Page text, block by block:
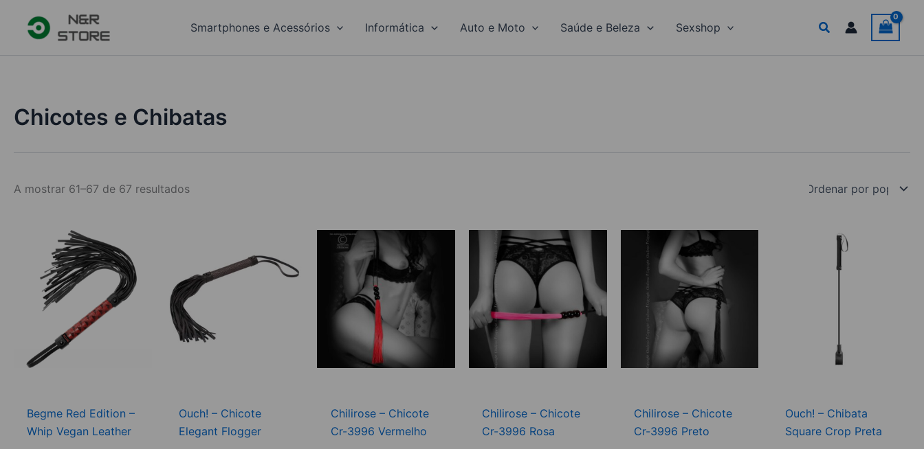
Smartphones e Acessórios Informática Auto e Moto Saúde e Beleza Sexshop Search
Chicotes e Chibatas
A mostrar 61–67 de 67 resultadosOrdenado
Begme Red Edition –
Whip Vegan Leather
Ouch! – Chicote
Elegant Flogger
Chilirose – Chicote
Cr-3996 Vermelho
Chilirose – Chicote
Cr-3996 Rosa
Chilirose – Chicote
Cr-3996 Preto
Ouch! – Chibata
Square Crop Preta